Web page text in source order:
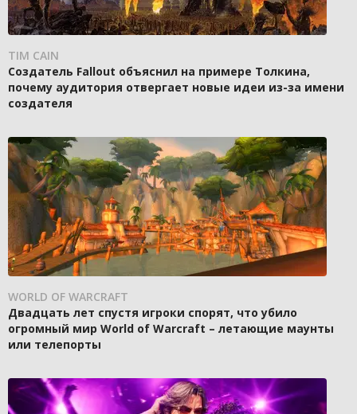
TIM CAIN
Создатель Fallout объяснил на примере Толкина,
почему аудитория отвергает новые идеи из-за имени
создателя
WORLD OF WARCRAFT
Двадцать лет спустя игроки спорят, что убило
огромный мир World of Warcraft – летающие маунты
или телепорты